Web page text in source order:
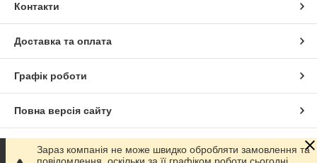
Контакти
Доставка та оплата
Графік роботи
Повна версія сайту
Сайт створено на маркетплейсі Prom.ua
Зараз компанія не може швидко обробляти замовлення та